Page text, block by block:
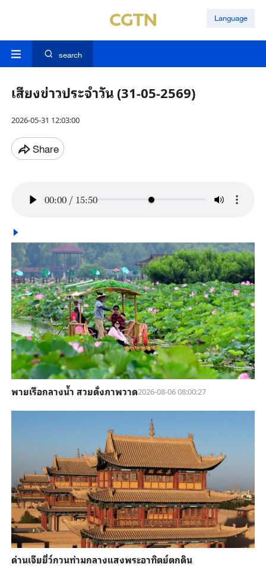
Language
search
เสียงข่าวประจำวัน (31-05-2569)
2026-05-31 12:03:00
Share
00:00 / 15:50
พายเรือกลางน้ำ สวยดั่งภาพวาด2026-08-06 08:00:27
ด่านเจียยี่ว์กวนท่ามกลางแสงพระอาทิตย์ตกดิน